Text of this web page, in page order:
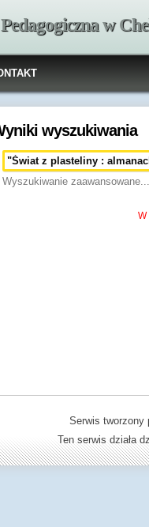
w
wyszukiwania
Wyszukiwanie zaawansowane...
W
Serwis
Ten serwis działa